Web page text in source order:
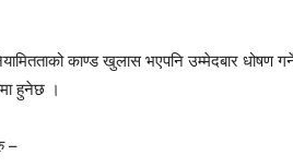
काण्ड खुलास भएपनि उम्मेदबार धोषण
हुनेछ ।
–